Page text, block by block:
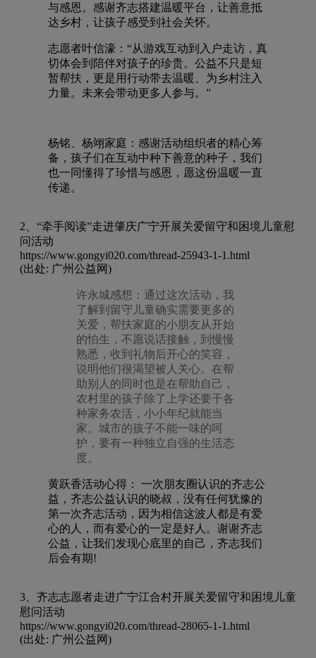
与感恩。感谢齐志搭建温暖平台，让善意抵
达乡村，让孩子感受到社会关怀。
志愿者叶信濠：“从游戏互动到入户走访，真
切体会到陪伴对孩子的珍贵。公益不只是短
暂帮扶，更是用行动带去温暖、为乡村注入
力量。未来会带动更多人参与。”
杨铭、杨翊家庭：感谢活动组织者的精心筹
备，孩子们在互动中种下善意的种子，我们
也一同懂得了珍惜与感恩，愿这份温暖一直
传递。
2、“牵手阅读”走进肇庆广宁开展关爱留守和困境儿童慰
问活动
https://www.gongyi020.com/thread-25943-1-1.html
(出处: 广州公益网)
许永城感想：通过这次活动，我
了解到留守儿童确实需要更多的
关爱，帮扶家庭的小朋友从开始
的怕生，不愿说话接触，到慢慢
熟悉，收到礼物后开心的笑容，
说明他们很渴望被人关心。在帮
助别人的同时也是在帮助自己，
农村里的孩子除了上学还要干各
种家务农活，小小年纪就能当
家。城市的孩子不能一味的呵
护，要有一种独立自强的生活态
度。
黄跃香活动心得： 一次朋友圈认识的齐志公
益，齐志公益认识的晓叔，没有任何犹豫的
第一次齐志活动，因为相信这波人都是有爱
心的人，而有爱心的一定是好人。谢谢齐志
公益，让我们发现心底里的自己，齐志我们
后会有期!
3、齐志志愿者走进广宁江合村开展关爱留守和困境儿童
慰问活动
https://www.gongyi020.com/thread-28065-1-1.html
(出处: 广州公益网)